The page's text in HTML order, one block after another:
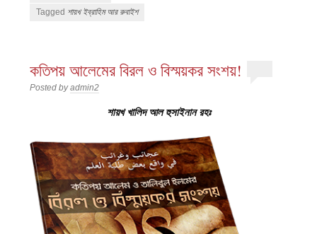
Tagged শায়খ ইব্রাহিম আর রুবাইশ
কতিপয় আলেমের বিরল ও বিস্ময়কর সংশয়!
Posted byadmin2
শায়খ খালিদ আল হুসাইনান রহঃ